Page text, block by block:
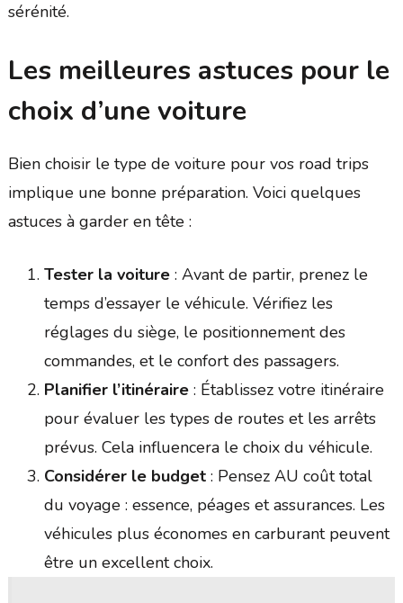
sérénité.
Les meilleures astuces pour le
choix d’une voiture
Bien choisir le type de voiture pour vos road trips
implique une bonne préparation. Voici quelques
astuces à garder en tête :
Tester la voiture: Avant de partir, prenez le
temps d’essayer le véhicule. Vérifiez les
réglages du siège, le positionnement des
commandes, et le confort des passagers.
Planifier l’itinéraire: Établissez votre itinéraire
pour évaluer les types de routes et les arrêts
prévus. Cela influencera le choix du véhicule.
Considérer le budget: Pensez AU coût total
du voyage : essence, péages et assurances. Les
véhicules plus économes en carburant peuvent
être un excellent choix.